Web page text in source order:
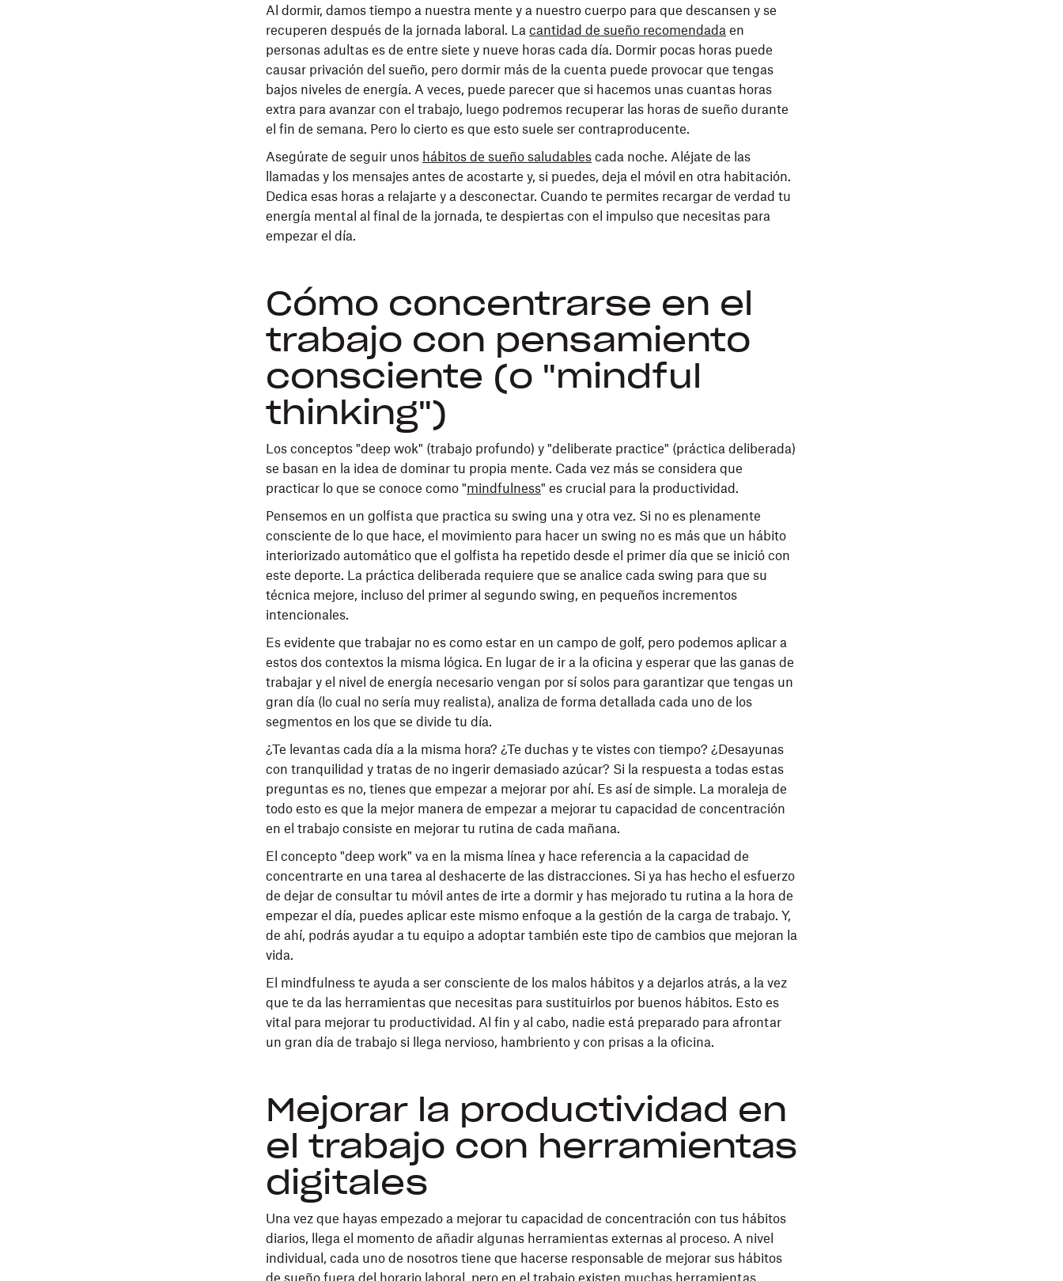
Al dormir, damos tiempo a nuestra mente y a nuestro cuerpo para que descansen y se
recuperen después de la jornada laboral. La cantidad de sueño recomendada en
personas adultas es de entre siete y nueve horas cada día. Dormir pocas horas puede
causar privación del sueño, pero dormir más de la cuenta puede provocar que tengas
bajos niveles de energía. A veces, puede parecer que si hacemos unas cuantas horas
extra para avanzar con el trabajo, luego podremos recuperar las horas de sueño durante
el fin de semana. Pero lo cierto es que esto suele ser contraproducente.
Asegúrate de seguir unos hábitos de sueño saludables cada noche. Aléjate de las
llamadas y los mensajes antes de acostarte y, si puedes, deja el móvil en otra habitación.
Dedica esas horas a relajarte y a desconectar. Cuando te permites recargar de verdad tu
energía mental al final de la jornada, te despiertas con el impulso que necesitas para
empezar el día.
Cómo concentrarse en el
trabajo con pensamiento
consciente (o "mindful
thinking")
Los conceptos "deep wok" (trabajo profundo) y "deliberate practice" (práctica deliberada)
se basan en la idea de dominar tu propia mente. Cada vez más se considera que
practicar lo que se conoce como "mindfulness" es crucial para la productividad.
Pensemos en un golfista que practica su swing una y otra vez. Si no es plenamente
consciente de lo que hace, el movimiento para hacer un swing no es más que un hábito
interiorizado automático que el golfista ha repetido desde el primer día que se inició con
este deporte. La práctica deliberada requiere que se analice cada swing para que su
técnica mejore, incluso del primer al segundo swing, en pequeños incrementos
intencionales.
Es evidente que trabajar no es como estar en un campo de golf, pero podemos aplicar a
estos dos contextos la misma lógica. En lugar de ir a la oficina y esperar que las ganas de
trabajar y el nivel de energía necesario vengan por sí solos para garantizar que tengas un
gran día (lo cual no sería muy realista), analiza de forma detallada cada uno de los
segmentos en los que se divide tu día.
¿Te levantas cada día a la misma hora? ¿Te duchas y te vistes con tiempo? ¿Desayunas
con tranquilidad y tratas de no ingerir demasiado azúcar? Si la respuesta a todas estas
preguntas es no, tienes que empezar a mejorar por ahí. Es así de simple. La moraleja de
todo esto es que la mejor manera de empezar a mejorar tu capacidad de concentración
en el trabajo consiste en mejorar tu rutina de cada mañana.
El concepto "deep work" va en la misma línea y hace referencia a la capacidad de
concentrarte en una tarea al deshacerte de las distracciones. Si ya has hecho el esfuerzo
de dejar de consultar tu móvil antes de irte a dormir y has mejorado tu rutina a la hora de
empezar el día, puedes aplicar este mismo enfoque a la gestión de la carga de trabajo. Y,
de ahí, podrás ayudar a tu equipo a adoptar también este tipo de cambios que mejoran la
vida.
El mindfulness te ayuda a ser consciente de los malos hábitos y a dejarlos atrás, a la vez
que te da las herramientas que necesitas para sustituirlos por buenos hábitos. Esto es
vital para mejorar tu productividad. Al fin y al cabo, nadie está preparado para afrontar
un gran día de trabajo si llega nervioso, hambriento y con prisas a la oficina.
Mejorar la productividad en
el trabajo con herramientas
digitales
Una vez que hayas empezado a mejorar tu capacidad de concentración con tus hábitos
diarios, llega el momento de añadir algunas herramientas externas al proceso. A nivel
individual, cada uno de nosotros tiene que hacerse responsable de mejorar sus hábitos
de sueño fuera del horario laboral, pero en el trabajo existen muchas herramientas